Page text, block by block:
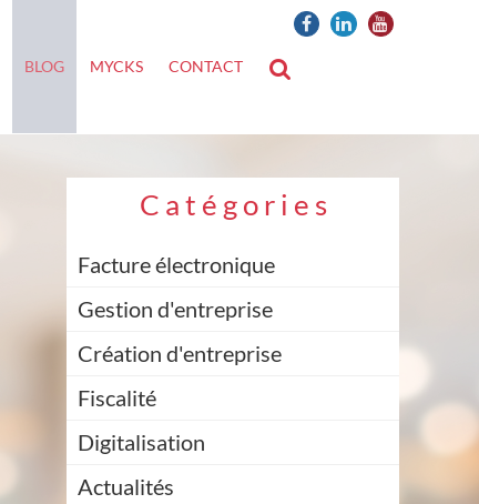
BLOG MYCKS CONTACT
C at é g o r i e s
Facture électronique
Gestion d'entreprise
Création d'entreprise
Fiscalité
Digitalisation
Actualités